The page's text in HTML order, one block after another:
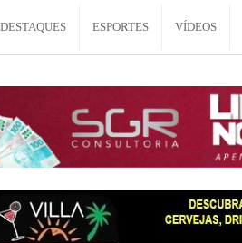
DESTAQUES ESPORTES VÍDEOS